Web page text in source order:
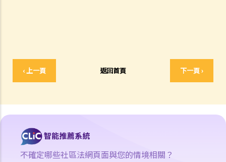
‹ 上一頁 返回首頁 下一頁 ›
在處理索償時，保險公司會否接受中醫發出的醫療報告 / 醫生紙？
我為同一項目（如住院或家居意外）購買了數份保險。我可否從所有保
「意外受傷」的一般定義是甚麼？如果我受了傷但沒有表面傷痕，我可
否向保險公司索償？
「永久傷殘」和「暫時性傷殘」的一般定義是甚麼？保險公司支付了一
不確定哪些社區法網頁面與您的情境相關？